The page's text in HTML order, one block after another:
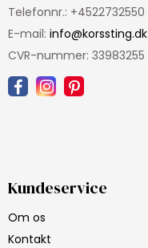
Telefonnr.: +4522732550
E-mail: info@korssting.dk
CVR-nummer: 33983255
Kundeservice
Om os
Kontakt